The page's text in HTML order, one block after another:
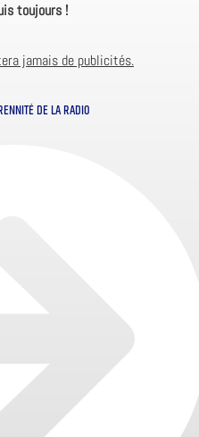
toujours !
jamais de publicités.
DE LA RADIO